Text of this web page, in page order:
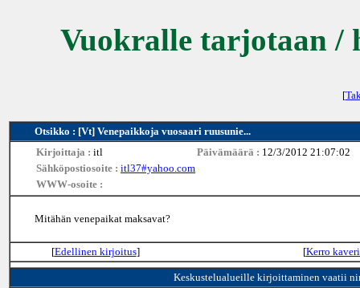
Vuokralle tarjotaan /
[
Otsikko : [Vt] Venepaikkoja vuosaari ruusunie...
Kirjoittaja : itl Päivämäärä : 12/3/2012 21:07:02
Sähköpostiosoite : itl37#yahoo.com
WWW-osoite :
Mitähän venepaikat maksavat?
[Edellinen kirjoitus] [Kerro
Keskustelualueille kirjoittaminen vaatii